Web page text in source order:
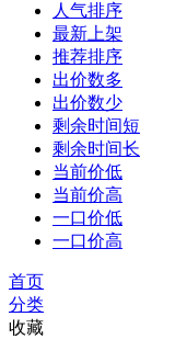
人气排序
最新上架
推荐排序
出价数多
出价数少
剩余时间短
剩余时间长
当前价低
当前价高
一口价低
一口价高
首页
分类
收藏